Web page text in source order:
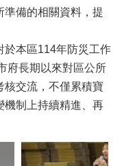
準備的相關資料，提
於本區114年防災工作
府長期以來對區公所
核交流，不僅累積寶
機制上持續精進、再